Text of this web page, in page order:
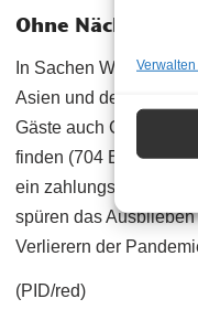
Ohne
In Sachen
Asien und den USA
Gäste auch China im
finden (704 Euro
ein zahlungskräftiges
spüren das
Verlierern der
(PID/red)